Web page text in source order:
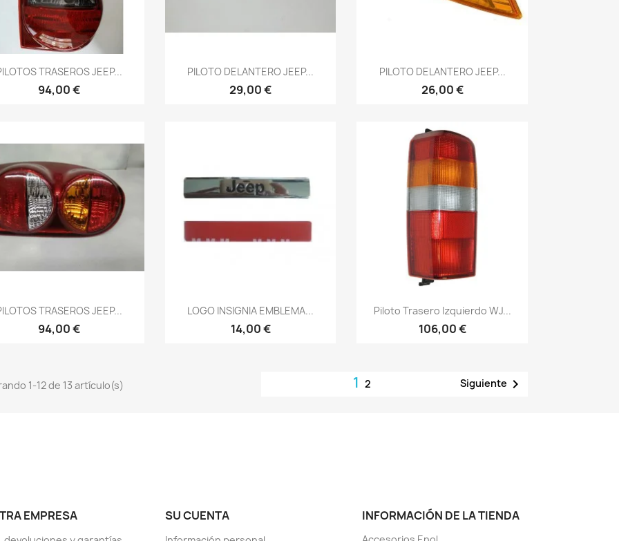
Vista rápida
TRASEROS JEEP...
94,00 €
Vista rápida
PILOTO DELANTERO JEEP...
29,00 €
Vista rápida
PILOTO DELANTERO JEEP...
26,00 €
Vista rápida
TRASEROS JEEP...
94,00 €
Vista rápida
LOGO INSIGNIA EMBLEMA...
14,00 €
Vista rápida
Piloto Trasero Izquierdo WJ...
106,00 €
1-12 de 13 artículo(s) 1 2 Siguiente 
EMPRESA SU CUENTA INFORMACIÓN DE LA TIENDA